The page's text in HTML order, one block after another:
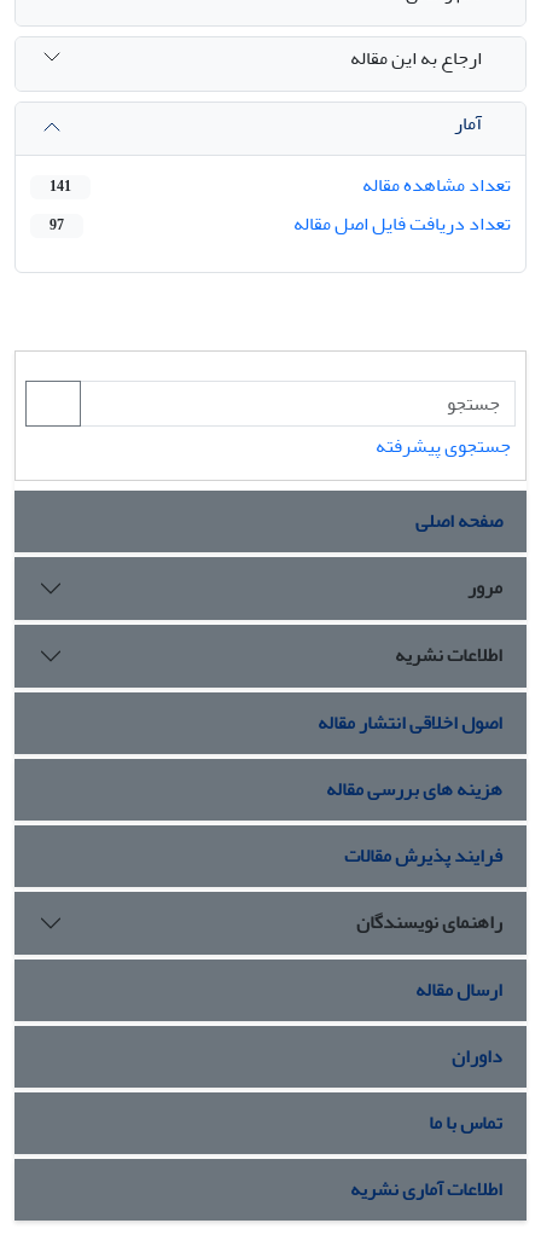
ارجاع به این مقاله
آمار
تعداد مشاهده مقاله
141
تعداد دریافت فایل اصل مقاله 97
جستجوی پیشرفته
صفحه اصلی
مرور
اطلاعات نشریه
اصول اخلاقی انتشار مقاله
هزینه های بررسی مقاله
فرایند پذیرش مقالات
راهنمای نویسندگان
ارسال مقاله
داوران
تماس با ما
اطلاعات آماری نشریه